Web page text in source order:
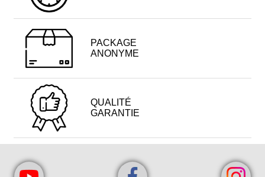
PACKAGE
ANONYME
QUALITÉ
GARANTIE